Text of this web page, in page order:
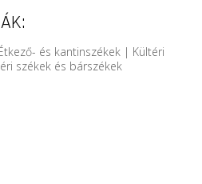
és kantinszékek | Kültéri
székek és bárszékek